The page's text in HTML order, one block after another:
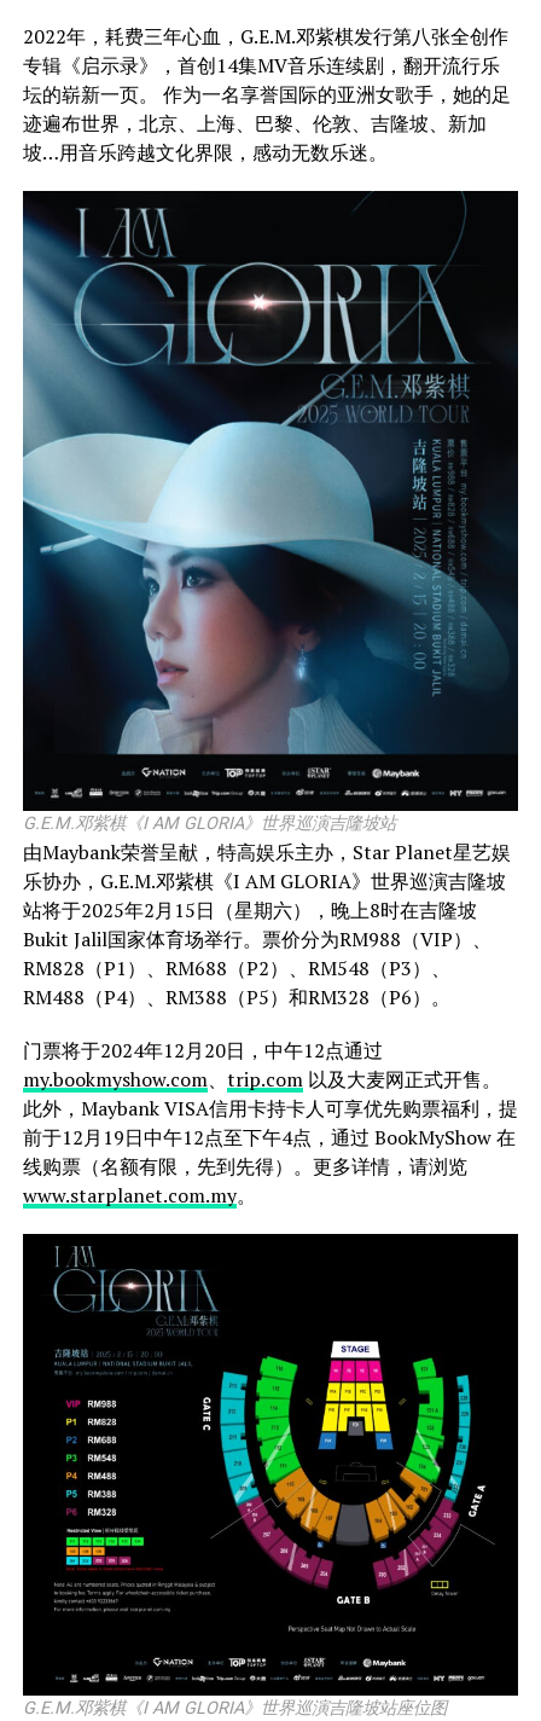
2022年，耗费三年心血，G.E.M.邓紫棋发行第八张全创作
专辑《启示录》，首创14集MV音乐连续剧，翻开流行乐
坛的崭新一页。 作为一名享誉国际的亚洲女歌手，她的足
迹遍布世界，北京、上海、巴黎、伦敦、吉隆坡、新加
坡…用音乐跨越文化界限，感动无数乐迷。
G.E.M.邓紫棋《I AM GLORIA》世界巡演吉隆坡站
由Maybank荣誉呈献，特高娱乐主办，Star Planet星艺娱
乐协办，G.E.M.邓紫棋《I AM GLORIA》世界巡演吉隆坡
站将于2025年2月15日（星期六），晚上8时在吉隆坡
Bukit Jalil国家体育场举行。票价分为RM988（VIP）、
RM828（P1）、RM688（P2）、RM548（P3）、
RM488（P4）、RM388（P5）和RM328（P6）。
门票将于2024年12月20日，中午12点通过
my.bookmyshow.com、 trip.com以及大麦网正式开售。
此外，Maybank VISA信用卡持卡人可享优先购票福利，提
前于12月19日中午12点至下午4点，通过 BookMyShow 在
线购票（名额有限，先到先得）。更多详情，请浏览
www.starplanet.com.my。
G.E.M.邓紫棋《I AM GLORIA》世界巡演吉隆坡站座位图